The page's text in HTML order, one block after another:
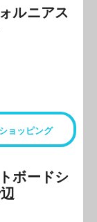
ルニアス
ョッピング
ボードシ